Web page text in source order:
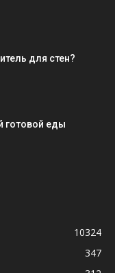
для стен?
готовой еды
10324
347